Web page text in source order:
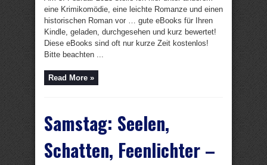
eine Krimikomödie, eine leichte Romanze und einen
historischen Roman vor … gute eBooks für Ihren
Kindle, geladen, durchgesehen und kurz bewertet!
Diese eBooks sind oft nur kurze Zeit kostenlos!
Bitte beachten ...
Read More »
Samstag: Seelen,
Schatten, Feenlichter –